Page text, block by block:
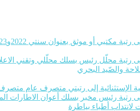
مكتبي أو موثق بعنوان سنتي 2022و2023
محلّل رئيس بسلك محلّلي وتقني الاعلاميّة
والصّيد البحري
الإستثنائية إلى رتبتي متصرف عام
رئيس مخبر بسلك أعوان الاطارات المشتركة
أطباء بياطرة